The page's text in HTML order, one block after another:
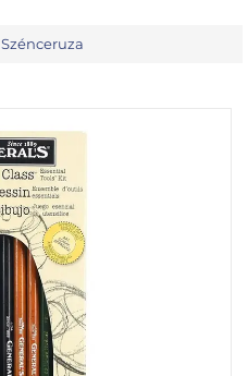
Szénceruza